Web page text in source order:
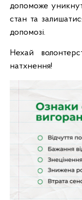
допоможе
стан та
допомозі.
Нехай
натхнення!